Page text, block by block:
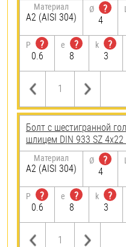
Материал
А2 (AISI 304)
Ø
?
4
P
?
0.6
e
?
8
k
?
3
Болт с шестигранной
шлицем DIN 933 SZ
Материал
А2 (AISI 304)
Ø
?
4
P
?
0.6
e
?
8
k
?
3